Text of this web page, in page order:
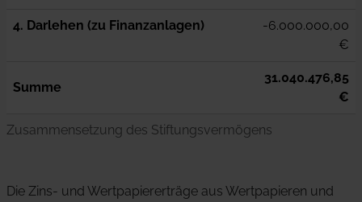
Zusammensetzung des Stiftungsvermögens
4. Darlehen (zu Finanzanlagen)
-6.000.000,00
€
Summe
31.040.476,85
€
Die Zins- und Wertpapiererträge aus Wertpapieren und